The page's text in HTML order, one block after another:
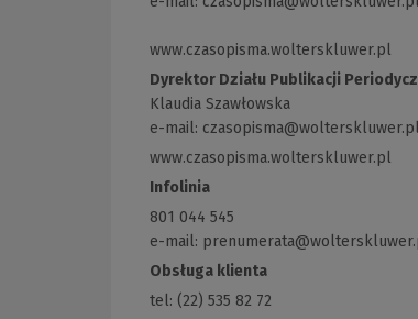
www.czasopisma.wolterskluwer.pl
do
Dyrektor Działu Publikacji
Klaudia Szawłowska
e-mail: czasopisma@wolterskluwer.pl
www.czasopisma.wolterskluwer.pl
Infolinia
801 044 545
e-mail:
Obsługa klienta
tel: (22) 535 82 72